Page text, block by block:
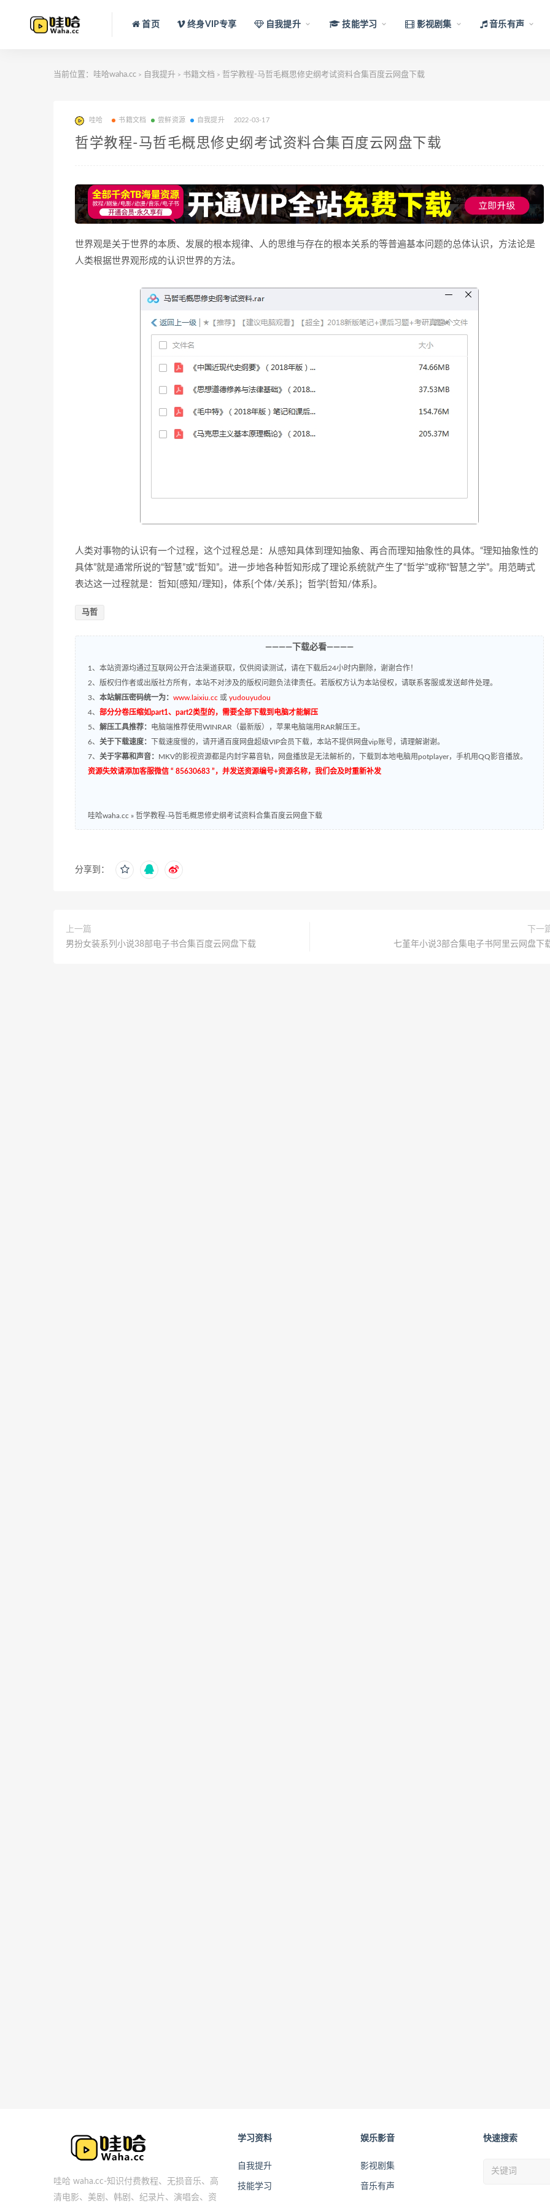
首页 终身VIP专享 自我提升 技能学习 影视剧集 音乐有声
当前位置： 哇哈waha.cc > 自我提升 > 书籍文档 > 哲学教程-马哲毛概思修史纲考试资料合集百度云网盘下载
哇哈 书籍文档 尝鲜资源 自我提升 2022-03-17
哲学教程-马哲毛概思修史纲考试资料合集百度云网盘下载
世界观是关于世界的本质、发展的根本规律、人的思维与存在的根本关系的等普遍基本问题的总体认识，方法论是
人类根据世界观形成的认识世界的方法。
人类对事物的认识有一个过程，这个过程总是：从感知具体到理知抽象、再合而理知抽象性的具体。“理知抽象性的
具体”就是通常所说的“智慧”或“哲知”。进一步地各种哲知形成了理论系统就产生了“哲学”或称“智慧之学”。用范畴式
表达这一过程就是：哲知{感知/理知}，体系{个体/关系}；哲学{哲知/体系}。
马哲
————下载必看————
1、本站资源均通过互联网公开合法渠道获取，仅供阅读测试，请在下载后24小时内删除，谢谢合作！
2、版权归作者或出版社方所有，本站不对涉及的版权问题负法律责任。若版权方认为本站侵权，请联系客服或发送邮件处理。
3、 本站解压密码统一为： www.laixiu.cc 或 yudouyudou
4、 部分分卷压缩如part1、part2类型的，需要全部下载到电脑才能解压
5、 解压工具推荐： 电脑端推荐使用WINRAR（最新版），苹果电脑端用RAR解压王。
6、 关于下载速度：
下载速度慢的，请开通百度网盘超级VIP会员下载，本站不提供网盘vip账号，请理解谢谢。
7、 关于字幕和声音： MKV的影视资源都是内封字幕音轨，网盘播放是无法解析的，下载到本地电脑用potplayer，手机用QQ影音播放。
资源失效请添加客服微信 “ 85630683 ”，并发送资源编号+资源名称，我们会及时重新补发
哇哈waha.cc » 哲学教程-马哲毛概思修史纲考试资料合集百度云网盘下载
分享到：
上一篇
男扮女装系列小说38部电子书合集百度云网盘下载
下一
七堇年小说3部合集电子书阿里云网盘下
哇哈 waha.cc-知识付费教程、无损音乐、高
清电影、美剧、韩剧、纪录片、演唱会、资
学习资料
自我提升
技能学习
娱乐影音
影视剧集
音乐有声
快速搜索